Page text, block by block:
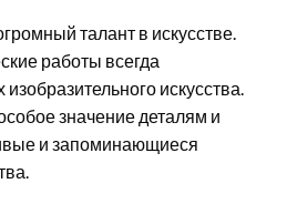
талант в искусстве.
работы всегда
искусства.
значение деталям и
и запоминающиеся